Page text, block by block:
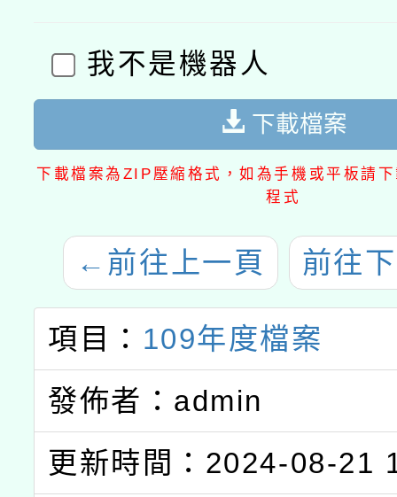
我不是機器人
下載檔案
下載檔案為ZIP壓縮格式，如為手機或平板請
程式
← 前往上一頁 前往
項目： 109年度檔案
發佈者：admin
更新時間：2024-08-21